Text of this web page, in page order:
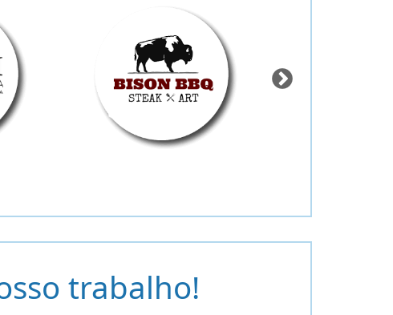
trabalho!